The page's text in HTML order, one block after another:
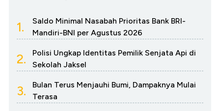
1.
Saldo Minimal Nasabah Prioritas Bank BRI-
Mandiri-BNI per Agustus 2026
2.
Polisi Ungkap Identitas Pemilik Senjata Api di
Sekolah Jaksel
3.
Bulan Terus Menjauhi Bumi, Dampaknya Mulai
Terasa